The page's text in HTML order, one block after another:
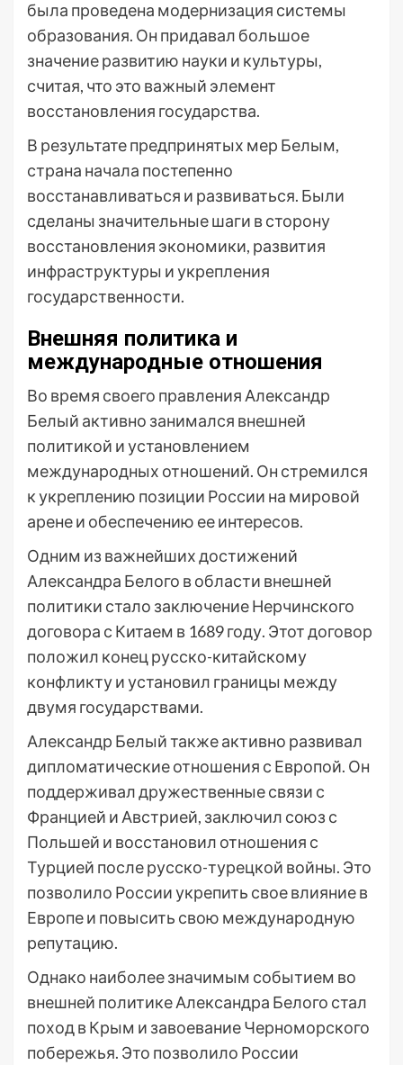
была проведена модернизация системы
образования. Он придавал большое
значение развитию науки и культуры,
считая, что это важный элемент
восстановления государства.
В результате предпринятых мер Белым,
страна начала постепенно
восстанавливаться и развиваться. Были
сделаны значительные шаги в сторону
восстановления экономики, развития
инфраструктуры и укрепления
государственности.
Внешняя политика и
международные отношения
Во время своего правления Александр
Белый активно занимался внешней
политикой и установлением
международных отношений. Он стремился
к укреплению позиции России на мировой
арене и обеспечению ее интересов.
Одним из важнейших достижений
Александра Белого в области внешней
политики стало заключение Нерчинского
договора с Китаем в 1689 году. Этот договор
положил конец русско-китайскому
конфликту и установил границы между
двумя государствами.
Александр Белый также активно развивал
дипломатические отношения с Европой. Он
поддерживал дружественные связи с
Францией и Австрией, заключил союз с
Польшей и восстановил отношения с
Турцией после русско-турецкой войны. Это
позволило России укрепить свое влияние в
Европе и повысить свою международную
репутацию.
Однако наиболее значимым событием во
внешней политике Александра Белого стал
поход в Крым и завоевание Черноморского
побережья. Это позволило России